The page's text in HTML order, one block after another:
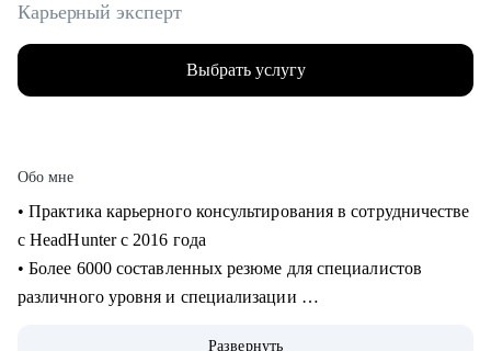
Карьерный эксперт
Выбрать услугу
Обо мне
• Практика карьерного консультирования в сотрудничестве
с HeadHunter с 2016 года
• Более 6000 составленных резюме для специалистов
различного уровня и специализации
Развернуть